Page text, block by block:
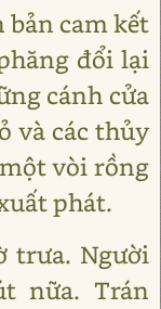
bản cam kết
đổi lại
cánh cửa
và các thủy
vòi rồng
phát.
trưa. Người
nữa. Trán